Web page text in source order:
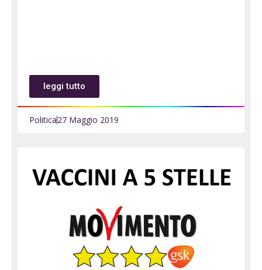
leggi tutto
Politica27 Maggio 2019